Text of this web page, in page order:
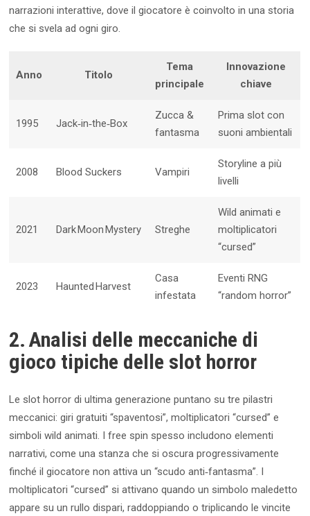
narrazioni interattive, dove il giocatore è coinvolto in una storia
che si svela ad ogni giro.
Anno Titolo
Tema
principale
Innovazione
chiave
1995 Jack‑in‑the‑Box
Zucca &
fantasma
Prima slot con
suoni ambientali
2008 Blood Suckers Vampiri
Storyline a più
livelli
2021 Dark Moon Mystery Streghe
Wild animati e
moltiplicatori
“cursed”
2023 Haunted Harvest
Casa
infestata
Eventi RNG
“random horror”
2. Analisi delle meccaniche di
gioco tipiche delle slot horror
Le slot horror di ultima generazione puntano su tre pilastri
meccanici: giri gratuiti “spaventosi”, moltiplicatori “cursed” e
simboli wild animati. I free spin spesso includono elementi
narrativi, come una stanza che si oscura progressivamente
finché il giocatore non attiva un “scudo anti‑fantasma”. I
moltiplicatori “cursed” si attivano quando un simbolo maledetto
appare su un rullo dispari, raddoppiando o triplicando le vincite